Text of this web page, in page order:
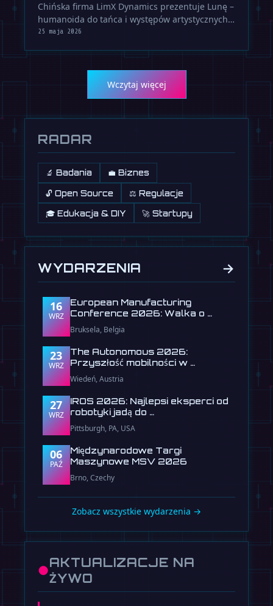
Chińska firma LimX Dynamics prezentuje Lunę –
humanoida do tańca i występów artystycznych,
a nie do pracy w magazynie. …
25 maja 2026
Wczytaj więcej
RADAR
🔬 Badania 💼 Biznes
🔓 Open Source ⚖️ Regulacje
🎓 Edukacja & DIY 🚀 Startupy
WYDARZENIA →
16
WRZ
European Manufacturing
Conference 2026: Walka o …
Bruksela, Belgia
23
WRZ
The Autonomous 2026:
Przyszłość mobilności w …
Wiedeń, Austria
27
WRZ
IROS 2026: Najlepsi eksperci od
robotyki jadą do …
Pittsburgh, PA, USA
06
PAŹ
Międzynarodowe Targi
Maszynowe MSV 2026
Brno, Czechy
Zobacz wszystkie wydarzenia →
●
AKTUALIZACJE NA
ŻYWO